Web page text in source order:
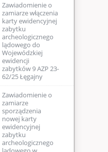
Zawiadomienie o
zamiarze włączenia
karty ewidencyjnej
zabytku
archeologicznego
lądowego do
Wojewódzkiej
ewidencji
zabytków 9 AZP 23-
62/25 Łęgajny
Zawiadomienie o
zamiarze
sporządzenia
nowej karty
ewidencyjnej
zabytku
archeologicznego